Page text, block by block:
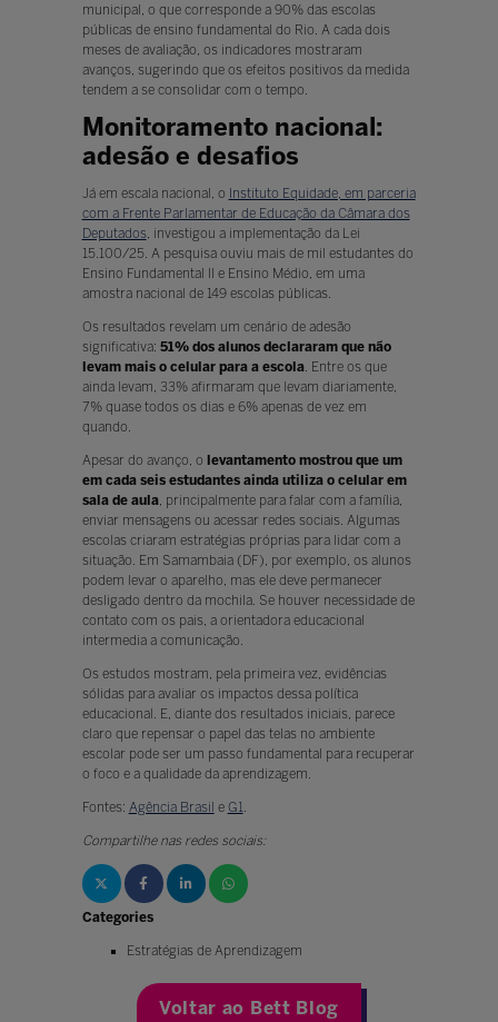
municipal, o que corresponde a 90% das escolas
públicas de ensino fundamental do Rio. A cada dois
meses de avaliação, os indicadores mostraram
avanços, sugerindo que os efeitos positivos da medida
tendem a se consolidar com o tempo.
Monitoramento nacional:
adesão e desafios
Já em escala nacional, o Instituto Equidade, em parceria
com a Frente Parlamentar de Educação da Câmara dos
Deputados, investigou a implementação da Lei
15.100/25. A pesquisa ouviu mais de mil estudantes do
Ensino Fundamental II e Ensino Médio, em uma
amostra nacional de 149 escolas públicas.
Os resultados revelam um cenário de adesão
significativa: 51% dos alunos declararam que não
levam mais o celular para a escola. Entre os que
ainda levam, 33% afirmaram que levam diariamente,
7% quase todos os dias e 6% apenas de vez em
quando.
Apesar do avanço, o levantamento mostrou que um
em cada seis estudantes ainda utiliza o celular em
sala de aula, principalmente para falar com a família,
enviar mensagens ou acessar redes sociais. Algumas
escolas criaram estratégias próprias para lidar com a
situação. Em Samambaia (DF), por exemplo, os alunos
podem levar o aparelho, mas ele deve permanecer
desligado dentro da mochila. Se houver necessidade de
contato com os pais, a orientadora educacional
intermedia a comunicação.
Os estudos mostram, pela primeira vez, evidências
sólidas para avaliar os impactos dessa política
educacional. E, diante dos resultados iniciais, parece
claro que repensar o papel das telas no ambiente
escolar pode ser um passo fundamental para recuperar
o foco e a qualidade da aprendizagem.
Fontes: Agência Brasil e G1.
Compartilhe nas redes sociais:
Categories
Estratégias de Aprendizagem
Voltar ao Bett Blog